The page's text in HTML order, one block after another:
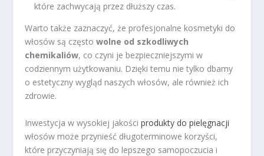
które zachwycają przez dłuższy czas.
Warto także zaznaczyć, że profesjonalne kosmetyki do
włosów są częstowolne od szkodliwych
chemikaliów, co czyni je bezpieczniejszymi w
codziennym użytkowaniu. Dzięki temu nie tylko dbamy
o estetyczny wygląd naszych włosów, ale również ich
zdrowie.
Inwestycja w wysokiej jakościprodukty do pielęgnacji
włosów może przynieść długoterminowe korzyści,
które przyczyniają się do lepszego samopoczucia i